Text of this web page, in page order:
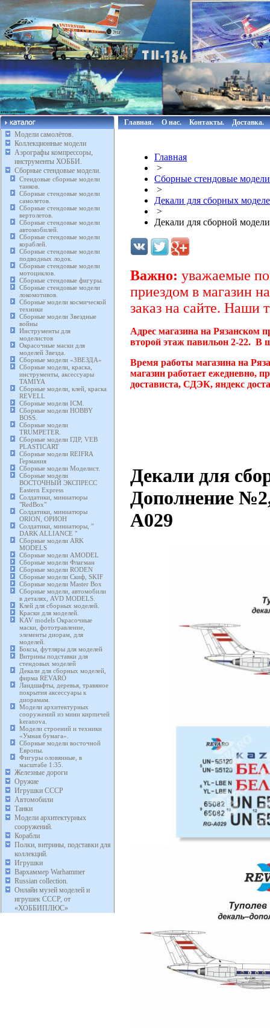
Модели самолётов.
Коллекционные модели
Аэрографы компрессоры,
инструменты ХОББИ.
Сборные стендовые модели.
Стендовые сборные модели
танков.
Сборные стендовые модели
самолетов.
Сборные стендовые модели
вертолетов.
Сборные стендовые модели
автомобилей.
Сборные стендовые модели
кораблей.
Сборные стендовые модели
подводных лодок.
Сборные стендовые модели
мотоциклов.
Сборные стендовые фигуры.
Сборные стендовые модели
локомотивов.
Сборные модели космической
техники
Сборные модели Звездные
войны
Инструменты для
моделистов
Окрасочные маски для
моделей Звезда.
Сборные модели «ЗВЕЗДА»
Сборные модели, краска,
инструменты, аксессуары
TAMIYA
Сборные модели, клей, краска
REVELL
Сборные модели ICM.
Сборные модели HOBBY
BOSS.
Сборные модели
TRUMPETER.
Сборные модели ГДР, VEB
PLASTICART
Сборные модели REIFRA
Германия
Сборные модели Моделист.
Сборные модели
ВОСТОЧНЫЙ ЭКСПРЕСС
Eastern Express
Солдатики, миниатюры
"RedBox"
Солдатики, миниатюры
ORION, ОРИОН
Солдатики, миниатюры, "
DARK ALLIANCE "
Сборные модели ARK
MODELS
Сборные модели AMODEL
Сборные модели Флагман
Сборные модели RODEN
Сборные модели Скиф, SKIF
Сборные модели Master Box
Сборные модели, автомобили
в деталях, AVD MODELS.
Клей для сборных моделей.
Краски для моделей.
KAV models Окрасочные
маски, фототравление,
элементы диорам, для
моделей.
Боксы, футляры для моделей
Витрины подставки для
стендовых моделей
Декали для сборных моделей,
фирма REVARO
Ландшафты, деревья, травяное
покрытия аксессуары к
диорамам.
Модели архитектурных
сооружений из мини кирпичей
keranova.
Модели строений и техники
«Умная бумага».
Сборные модели восточной
Европы.
Фигуры оловянные, в
масштабе 1:35.
Железные дороги
Оружие
Игрушки СССР
Автомобили
Танки
Модели архитектурных
сооружений.
Корабли
Полки, витрины, подставки для
коллекций.
Игрушки
Вархаммер Warhammer
Russian collection.
Онлайн музей моделей и
игрушек СССР, от
«ХОББИПЛЮС»
Главная. О нас. Контакты. Доставка.
Главная
>
Сборные стендовые
>
Декали для сборных
>
Декали для сборной
Важно: уважаемые
приездом в магазин
заказ на сайте. Наши
Адрес магазина на Рязанском
второй этаж павильон 2-22. В
Время работы магазина на
магазин работает ежедневно,
достависта, СДЭК, яндекс
Декали для
Дополнение
A029